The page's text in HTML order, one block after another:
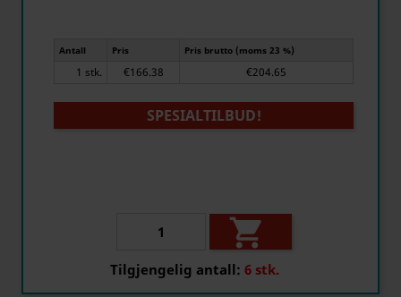
Antall Pris Pris brutto (moms 23 %)
1 stk. €166.38 €204.65
SPESIALTILBUD!

Tilgjengelig antall: 6 stk.